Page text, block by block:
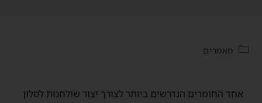
מאמרים
אחד החומרים הנדרשים ביותר לצורך יצור שולחנות לסלון